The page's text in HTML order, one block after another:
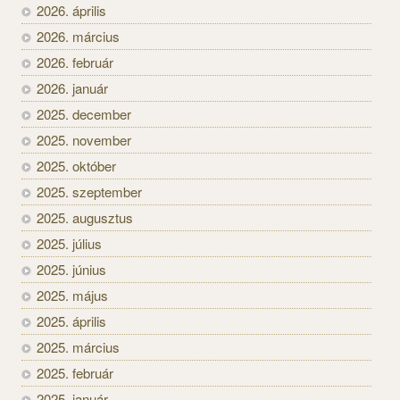
2026. április
2026. március
2026. február
2026. január
2025. december
2025. november
2025. október
2025. szeptember
2025. augusztus
2025. július
2025. június
2025. május
2025. április
2025. március
2025. február